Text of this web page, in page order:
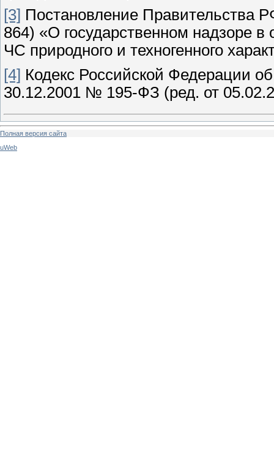
[3] Постановление Правительства
864) «О государственном надзоре
ЧС природного и техногенного
[4] Кодекс Российской Федерации
30.12.2001 № 195-ФЗ (ред. от
Полная версия сайта
uWeb